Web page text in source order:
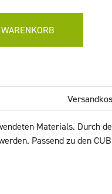
Materials. Durch
Passend zu den